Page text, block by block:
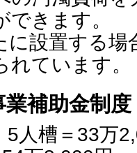
きます。
に設置する場
ています。
補助金制度
5人槽＝33万